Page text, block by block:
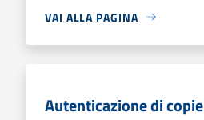
VAI ALLA PAGINA
Autenticazione di copie